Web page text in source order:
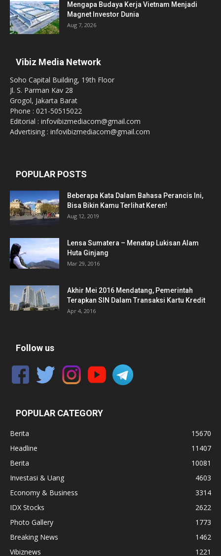
Mengapa Budaya Kerja Vietnam Menjadi
Magnet Investor Dunia
Aug 7, 2026
Vibiz Media Network
Soho Capital Building, 19th Floor
Jl. S. Parman Kav 28
Grogol, Jakarta Barat
Phone : 021-50515022
Editorial : infovibizmediacom@gmail.com
Advertising : infovibizmediacom@gmail.com
POPULAR POSTS
Beberapa Kata Dalam Bahasa Perancis Ini,
Bisa Bikin Kamu Terlihat Keren!
Aug 12, 2019
Lensa Sumatera – Menatap Lukisan Alam
Huta Ginjang
Mar 29, 2016
Akhir Mei 2016 Mendatang, Pemerintah
Terapkan SIN Dalam Transaksi Kartu Kredit
Apr 4, 2016
Follow us
POPULAR CATEGORY
Berita
15670
Headline
11407
Berita
10081
Investasi & Uang
4603
Economy & Business
3314
IDX Stocks
2622
Photo Gallery
1773
Breaking News
1462
Vibiznews
1221